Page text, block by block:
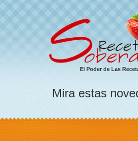
El Poder de Las
Mira estas